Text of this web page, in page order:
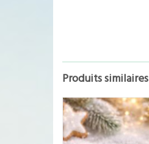
Produits similaires